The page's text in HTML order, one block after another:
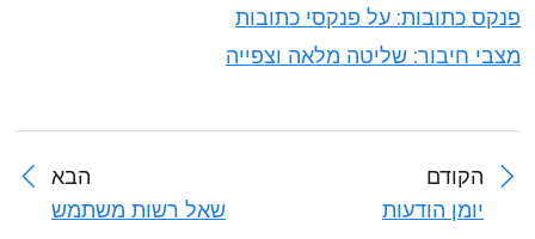
פנקס כתובות: על פנקסי כתובות
מצבי חיבור: שליטה מלאה וצפייה
הקודם
יומן הודעות
הבא
שאל רשות משתמש